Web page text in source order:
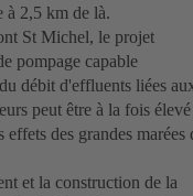
à 2,5 km de là.
St Michel, le projet
pompage capable
débit d'effluents liées
peut être à la fois
des grandes marées
et la construction de la